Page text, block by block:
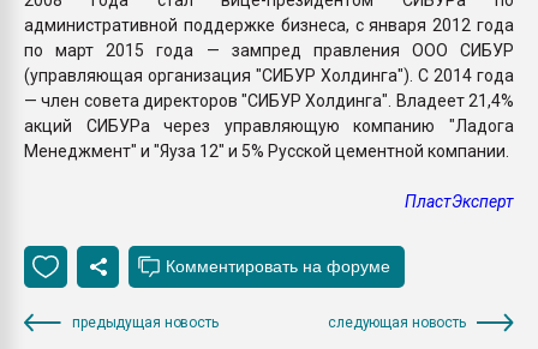
административной поддержке бизнеса, с января 2012 года
по март 2015 года — зампред правления ООО СИБУР
(управляющая организация "СИБУР Холдинга"). С 2014 года
— член совета директоров "СИБУР Холдинга". Владеет 21,4%
акций СИБУРа через управляющую компанию "Ладога
Менеджмент" и "Яуза 12" и 5% Русской цементной компании.
ПластЭксперт
предыдущая новость следующая новость